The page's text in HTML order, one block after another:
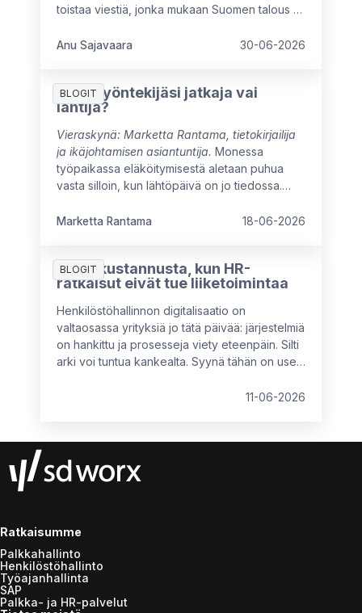
toistaa viestiä, jonka mukaan Suomen talous ei
signaalit ovat vielä heikkoja. Arvovaltaisissa
oppisimme ajattelemaan isommin.
Anu Sajavaara 30-06-2026
BLOGIT
Onko työntekijäsi jatkaja vai
lähtijä?
Vieraskynä: Marketta Rantama, tietokirjailija
ja ikäjohtamisen asiantuntija. Monessa
työpaikassa eläköitymisestä aletaan puhua
vasta silloin, kun lähtöpäivä on jo tiedossa.
kokeneen työntekijän osaamista
Marketta Rantama 18-06-2026
BLOGIT
7 piilokustannusta, kun HR-
ratkaisut eivät tue liiketoimintaa
Henkilöstöhallinnon digitalisaatio on
valtaosassa yrityksiä jo tätä päivää: järjestelmiä
on hankittu ja prosesseja viety eteenpäin. Silti
arki voi tuntua kankealta. Syynä tähän on usein
organisaation nykyistä kokoa, rakennetta tai
parannuksista tai vääränlaisista, osittain
toimivista ratkaisuista.
11-06-2026
Ratkaisumme
Palkkahallinto
Henkilöstöhallinto
Työajanhallinta
SAP
Palkka- ja HR-palvelut